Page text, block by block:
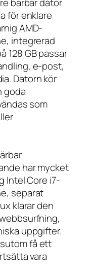
för enklare
AMD-
integrerad
128 GB passar
e-post,
Datorn kör
goda
som
har mycket
Intel Core i7-
separat
klarar den
uppgifter.
få ett
vara